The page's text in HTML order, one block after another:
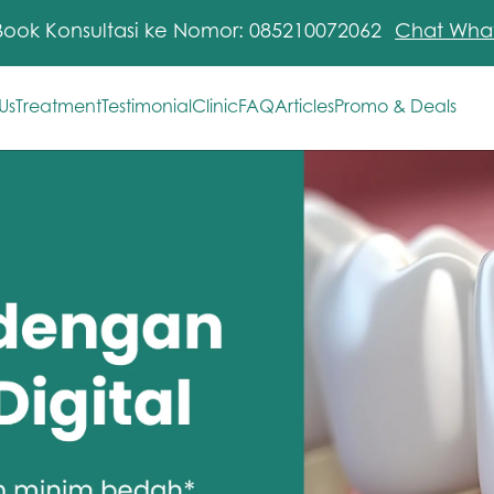
Konsultasi ke Nomor: 085210072062 Chat
Treatment Testimonial ClinicFAQArticlesPromo & Deals